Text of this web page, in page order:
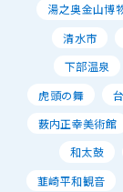
湯之奥金山博
清水市
下部温泉
虎頭の舞
薮内正幸美術館
和太鼓
韮崎平和観音